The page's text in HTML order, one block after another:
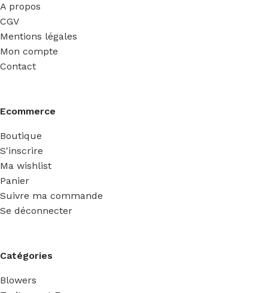
A propos
CGV
Mentions légales
Mon compte
Contact
Ecommerce
Boutique
S'inscrire
Ma wishlist
Panier
Suivre ma commande
Se déconnecter
Catégories
Blowers